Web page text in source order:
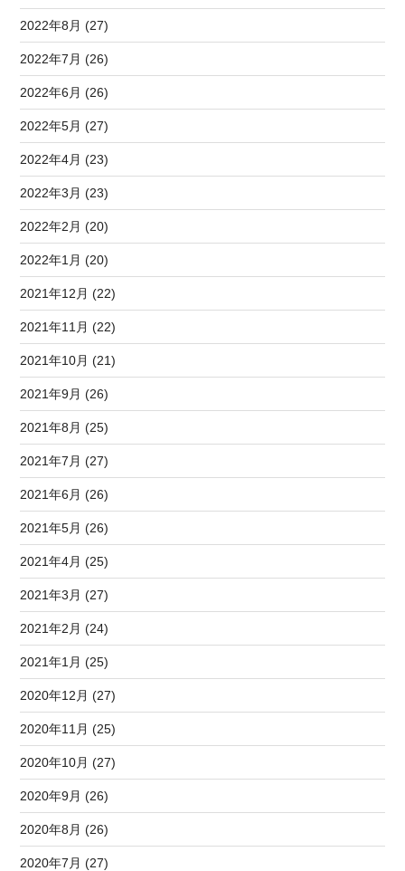
2022年8月 (27)
2022年7月 (26)
2022年6月 (26)
2022年5月 (27)
2022年4月 (23)
2022年3月 (23)
2022年2月 (20)
2022年1月 (20)
2021年12月 (22)
2021年11月 (22)
2021年10月 (21)
2021年9月 (26)
2021年8月 (25)
2021年7月 (27)
2021年6月 (26)
2021年5月 (26)
2021年4月 (25)
2021年3月 (27)
2021年2月 (24)
2021年1月 (25)
2020年12月 (27)
2020年11月 (25)
2020年10月 (27)
2020年9月 (26)
2020年8月 (26)
2020年7月 (27)